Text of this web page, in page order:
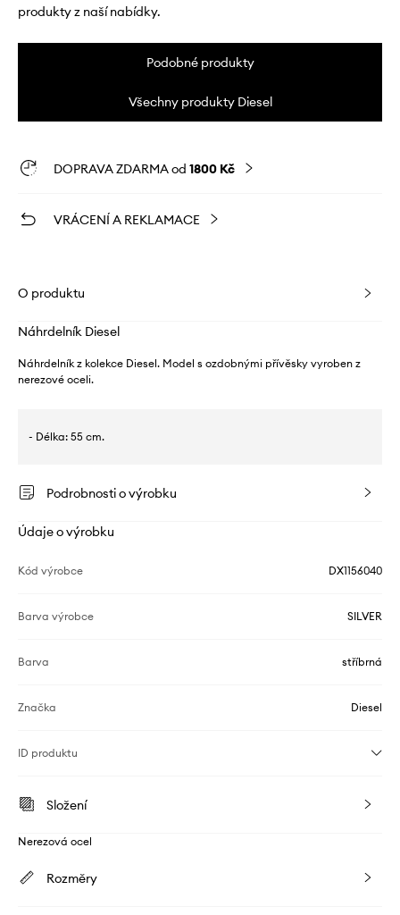
produkty z naší nabídky.
Podobné produkty
Všechny produkty Diesel
DOPRAVA ZDARMA od 1800 Kč
VRÁCENÍ A REKLAMACE
O produktu
Náhrdelník Diesel
Náhrdelník z kolekce Diesel. Model s ozdobnými přívěsky vyroben z
nerezové oceli.
- Délka: 55 cm.
Podrobnosti o výrobku
Údaje o výrobku
Kód výrobce DX1156040
Barva výrobce SILVER
Barva stříbrná
Značka Diesel
ID produktu
Složení
Nerezová ocel
Rozměry